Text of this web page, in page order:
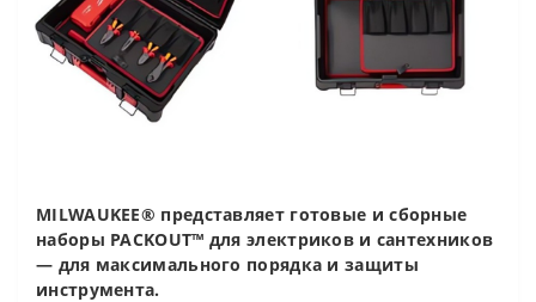
MILWAUKEE® представляет готовые и сборные
наборы PACKOUT™ для электриков и сантехников
— для максимального порядка и защиты
инструмента.